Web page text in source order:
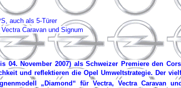
auch als 5-Türer
Caravan und Signum
04. November 2007) als Schweizer Premiere den
und reflektieren die Opel Umweltstrategie. Der
„Diamond“ für Vectra, Vectra Caravan